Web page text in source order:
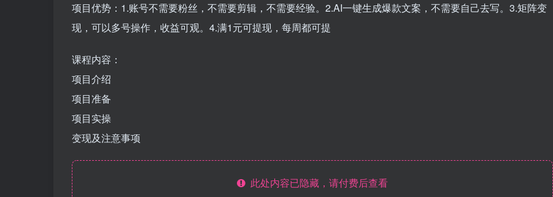
项目优势：1.账号不需要粉丝，不需要剪辑，不需要经验。2.AI一键生成爆款文案，不需要自己去写。3.矩阵变
现，可以多号操作，收益可观。4.满1元可提现，每周都可提
课程内容：
项目介绍
项目准备
项目实操
变现及注意事项
此处内容已隐藏，请付费后查看